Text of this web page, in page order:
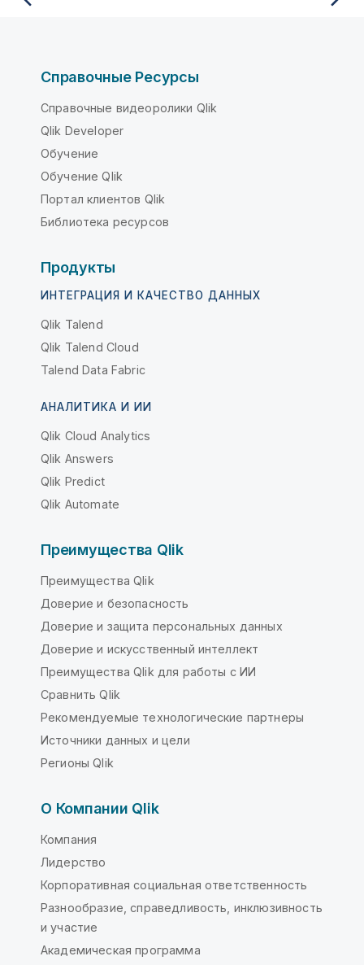
Справочные Ресурсы
Справочные видеоролики Qlik
Qlik Developer
Обучение
Обучение Qlik
Портал клиентов Qlik
Библиотека ресурсов
Продукты
ИНТЕГРАЦИЯ И КАЧЕСТВО ДАННЫХ
Qlik Talend
Qlik Talend Cloud
Talend Data Fabric
АНАЛИТИКА И ИИ
Qlik Cloud Analytics
Qlik Answers
Qlik Predict
Qlik Automate
Преимущества Qlik
Преимущества Qlik
Доверие и безопасность
Доверие и защита персональных данных
Доверие и искусственный интеллект
Преимущества Qlik для работы с ИИ
Сравнить Qlik
Рекомендуемые технологические партнеры
Источники данных и цели
Регионы Qlik
О Компании Qlik
Компания
Лидерство
Корпоративная социальная ответственность
Разнообразие, справедливость, инклюзивность
и участие
Академическая программа